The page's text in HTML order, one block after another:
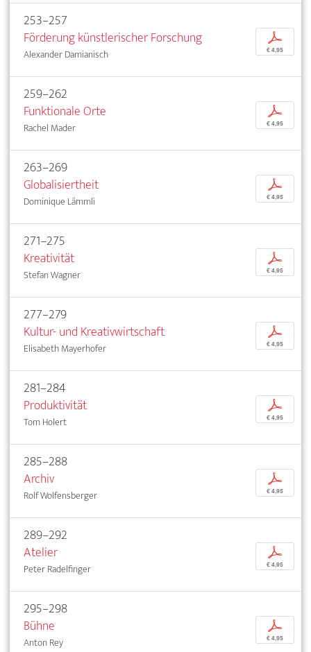
253–257
Förderung künstlerischer Forschung
Alexander Damianisch
p
€ 4,95
259–262
Funktionale Orte
Rachel Mader
p
€ 4,95
263–269
Globalisiertheit
Dominique Lämmli
p
€ 4,95
271–275
Kreativität
Stefan Wagner
p
€ 4,95
277–279
Kultur- und Kreativwirtschaft
Elisabeth Mayerhofer
p
€ 4,95
281–284
Produktivität
Tom Holert
p
€ 4,95
285–288
Archiv
Rolf Wolfensberger
p
€ 4,95
289–292
Atelier
Peter Radelfinger
p
€ 4,95
295–298
Bühne
Anton Rey
p
€ 4,95